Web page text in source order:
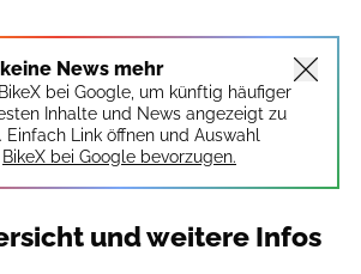
News mehr
bei Google, um künftig häufiger
Inhalte und News angezeigt zu
Einfach Link öffnen und Auswahl
BikeX bei Google bevorzugen.
und weitere Infos